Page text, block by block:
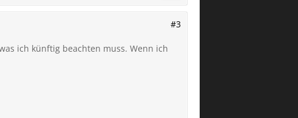
#3
ich künftig beachten muss. Wenn ich